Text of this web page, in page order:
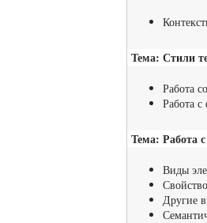
Тема: Стили
Работа
Работа
Тема: Работа
Виды
Другие